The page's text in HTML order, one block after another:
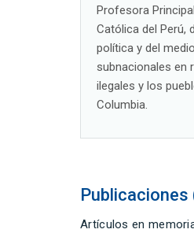
Profesora
Católica del Perú,
política y del
subnacionales en
ilegales y los
Columbia.
Publicaciones
Artículos en